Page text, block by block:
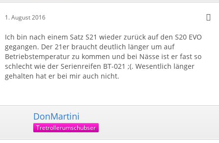
1. August 2016
Ich bin nach einem Satz S21 wieder zurück auf den S20 EVO
gegangen. Der 21er braucht deutlich länger um auf
Betriebstemperatur zu kommen und bei Nässe ist er fast so
schlecht wie der Serienreifen BT-021 ;(. Wesentlich länger
gehalten hat er bei mir auch nicht.
DonMartini
Tretrollerumschubser